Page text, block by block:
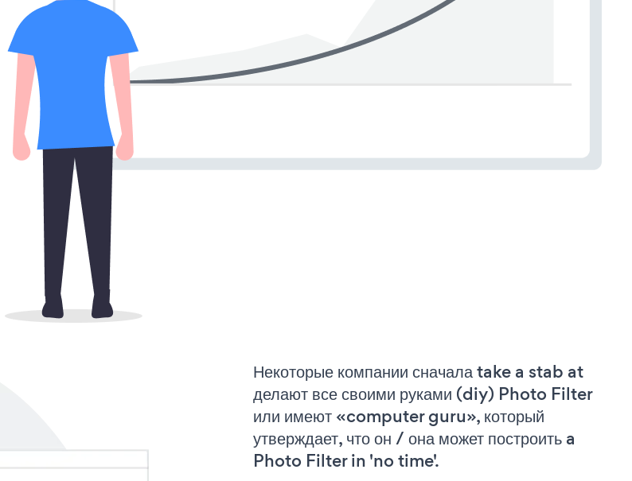
Некоторые компании сначала take a stab at
делают все своими руками (diy) Photo Filter
или имеют «computer guru», который
утверждает, что он / она может построить a
Photo Filter in 'no time'.